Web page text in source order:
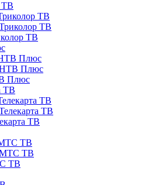
ТВ
ТВ
ТВ
ТВ
НТВ Плюс
НТВ Плюс
Плюс
ТВ
ТВ
ТВ
ТВ
МТС ТВ
МТС ТВ
ТВ